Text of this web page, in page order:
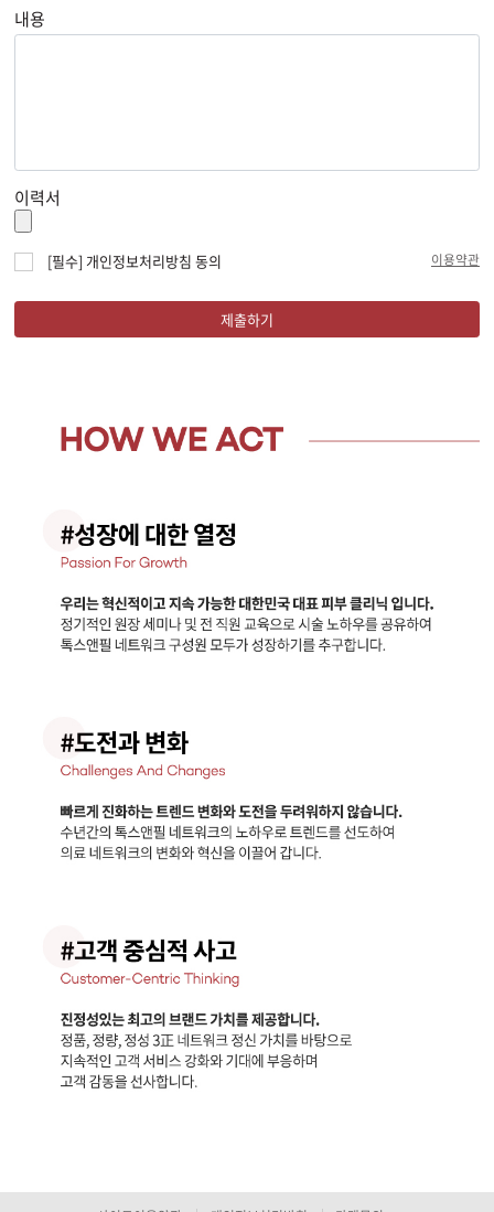
내용
이력서
[필수] 개인정보처리방침 동의 이용약관
제출하기